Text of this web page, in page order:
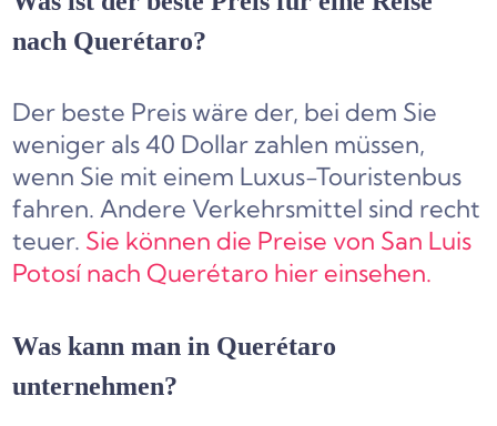
nach Querétaro?
Der beste Preis wäre der, bei dem Sie
weniger als 40 Dollar zahlen müssen,
wenn Sie mit einem Luxus-Touristenbus
fahren. Andere Verkehrsmittel sind recht
teuer. Sie können die Preise von San Luis
Potosí nach Querétaro hier einsehen.
Was kann man in Querétaro
unternehmen?